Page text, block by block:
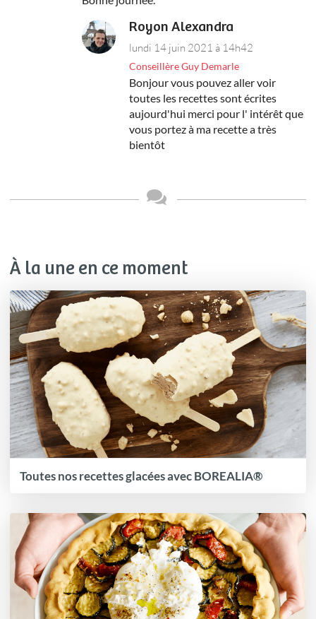
Royon Alexandra
lundi 14 juin 2021 à 14h42
Conseillère Guy Demarle
Bonjour vous pouvez aller voir
toutes les recettes sont écrites
aujourd'hui merci pour l' intérêt que
vous portez à ma recette a très
bientôt
À la une en ce moment
Toutes nos recettes glacées avec BOREALIA®